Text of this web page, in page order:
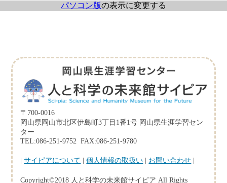
パソコン版の表示に変更する
〒700-0016
岡山県岡山市北区伊島町3丁目1番1号 岡山県生涯学習セン
ター
TEL:086-251-9752 FAX:086-251-9780
|サイピアについて |個人情報の取扱い | お問い合わせ |
Copyright©2018 人と科学の未来館サイピア All Rights